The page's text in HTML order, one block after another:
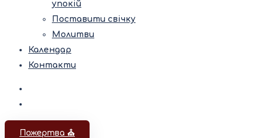
упокій
Поставити свічку
Молитви
Календар
Контакти
Пожертва ⛪️